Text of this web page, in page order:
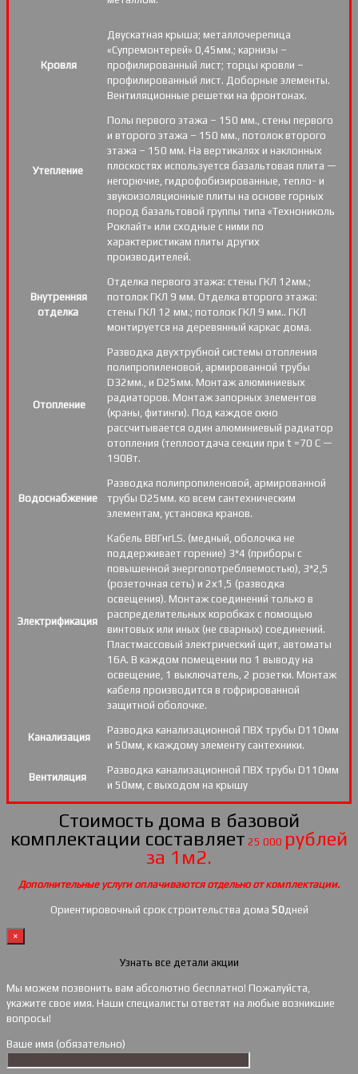
Кровля
Двускатная крыша; металлочерепица
«Супремонтерей» 0,45мм.; карнизы –
профилированный лист; торцы кровли –
профилированный лист. Доборные элементы.
Вентиляционные решетки на фронтонах.
Утепление
Полы первого этажа – 150 мм., стены первого
и второго этажа – 150 мм., потолок второго
этажа – 150 мм. На вертикалях и наклонных
плоскостях используется базальтовая плита —
негорючие, гидрофобизированные, тепло- и
звукоизоляционные плиты на основе горных
пород базальтовой группы типа «Технониколь
Роклайт» или сходные с ними по
характеристикам плиты других
производителей.
Внутренняя
отделка
Отделка первого этажа: стены ГКЛ 12мм.;
потолок ГКЛ 9 мм. Отделка второго этажа:
стены ГКЛ 12 мм.; потолок ГКЛ 9 мм.. ГКЛ
монтируется на деревянный каркас дома.
Отопление
Разводка двухтрубной системы отопления
полипропиленовой, армированной трубы
D32мм., и D25мм. Монтаж алюминиевых
радиаторов. Монтаж запорных элементов
(краны, фитинги). Под каждое окно
рассчитывается один алюминиевый радиатор
отопления (теплоотдача секции при t =70 С —
190Вт.
Водоснабжение
Разводка полипропиленовой, армированной
трубы D25мм. ко всем сантехническим
элементам, установка кранов.
Электрификация
Кабель ВВГнгLS. (медный, оболочка не
поддерживает горение) 3*4 (приборы с
повышенной энергопотребляемостью), 3*2,5
(розеточная сеть) и 2х1,5 (разводка
освещения). Монтаж соединений только в
распределительных коробках с помощью
винтовых или иных (не сварных) соединений.
Пластмассовый электрический щит, автоматы
16А. В каждом помещении по 1 выводу на
освещение, 1 выключатель, 2 розетки. Монтаж
кабеля производится в гофрированной
защитной оболочке.
Канализация
Разводка канализационной ПВХ трубы D110мм
и 50мм, к каждому элементу сантехники.
Вентиляция
Разводка канализационной ПВХ трубы D110мм
и 50мм, с выходом на крышу
Стоимость дома в базовой
комплектации составляет 25 000 рублей
за 1м2.
Дополнительные услуги оплачиваются отдельно от комплектации.
Ориентировочный срок строительства дома 50дней
×
Узнать все детали акции
Мы можем позвонить вам абсолютно бесплатно! Пожалуйста,
укажите свое имя. Наши специалисты ответят на любые возникшие
вопросы!
Ваше имя (обязательно)